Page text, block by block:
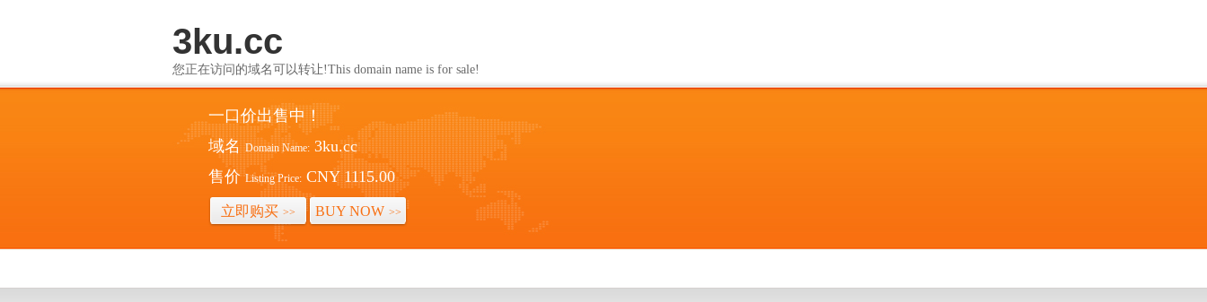
3ku.cc
您正在访问的域名可以转让!This domain name is for sale!
一口价出售中！
域名 Domain Name: 3ku.cc
售价 Listing Price: CNY 1115.00
立即购买 >> BUY NOW >>